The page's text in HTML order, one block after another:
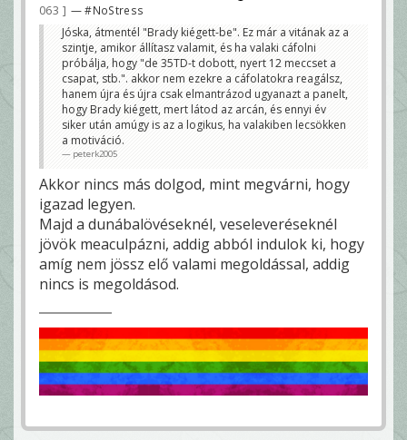
063
— #NoStress
Jóska, átmentél "Brady kiégett-be". Ez már a vitának az a
szintje, amikor állítasz valamit, és ha valaki cáfolni
próbálja, hogy "de 35TD-t dobott, nyert 12 meccset a
csapat, stb.". akkor nem ezekre a cáfolatokra reagálsz,
hanem újra és újra csak elmantrázod ugyanazt a panelt,
hogy Brady kiégett, mert látod az arcán, és ennyi év
siker után amúgy is az a logikus, ha valakiben lecsökken
a motiváció.
peterk2005
Akkor nincs más dolgod, mint megvárni, hogy
igazad legyen.
Majd a dunábalövéseknél, veseleveréseknél
jövök meaculpázni, addig abból indulok ki, hogy
amíg nem jössz elő valami megoldással, addig
nincs is megoldásod.